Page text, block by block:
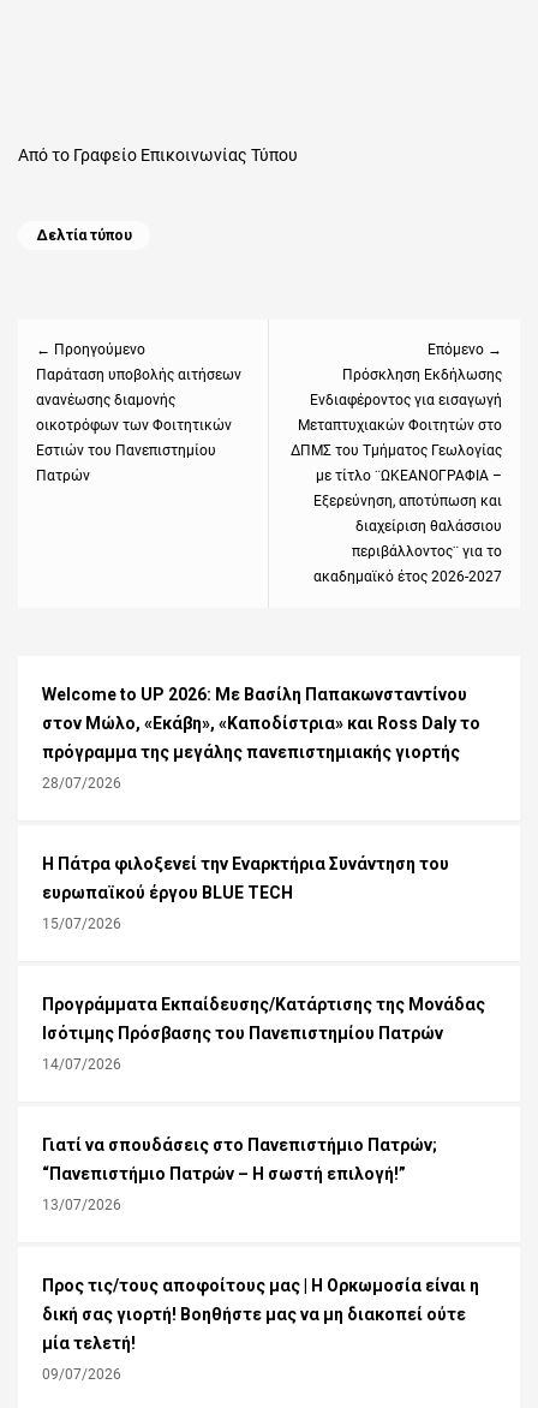
Από το Γραφείο Επικοινωνίας Τύπου
Categories
Δελτία τύπου
← Προηγούμενο
Previous
post:
Παράταση υποβολής αιτήσεων
ανανέωσης διαμονής
οικοτρόφων των Φοιτητικών
Εστιών του Πανεπιστημίου
Πατρών
Επόμενο →
post:
Πρόσκληση Εκδήλωσης
Ενδιαφέροντος για εισαγωγή
Μεταπτυχιακών Φοιτητών στο
ΔΠΜΣ του Τμήματος Γεωλογίας
με τίτλο ¨ΩΚΕΑΝΟΓΡΑΦΙΑ –
Eξερεύνηση, αποτύπωση και
διαχείριση θαλάσσιου
περιβάλλοντος¨ για το
ακαδημαϊκό έτος 2026-2027
Welcome to UP 2026: Με Βασίλη Παπακωνσταντίνου
στον Μώλο, «Εκάβη», «Καποδίστρια» και Ross Daly το
πρόγραμμα της μεγάλης πανεπιστημιακής γιορτής
28/07/2026
Η Πάτρα φιλοξενεί την Εναρκτήρια Συνάντηση του
ευρωπαϊκού έργου BLUE TECH
15/07/2026
Προγράμματα Εκπαίδευσης/Κατάρτισης της Μονάδας
Ισότιμης Πρόσβασης του Πανεπιστημίου Πατρών
14/07/2026
Γιατί να σπουδάσεις στο Πανεπιστήμιο Πατρών;
“Πανεπιστήμιο Πατρών – Η σωστή επιλογή!”
13/07/2026
Προς τις/τους αποφοίτους μας | Η Ορκωμοσία είναι η
δική σας γιορτή! Βοηθήστε μας να μη διακοπεί ούτε
μία τελετή!
09/07/2026